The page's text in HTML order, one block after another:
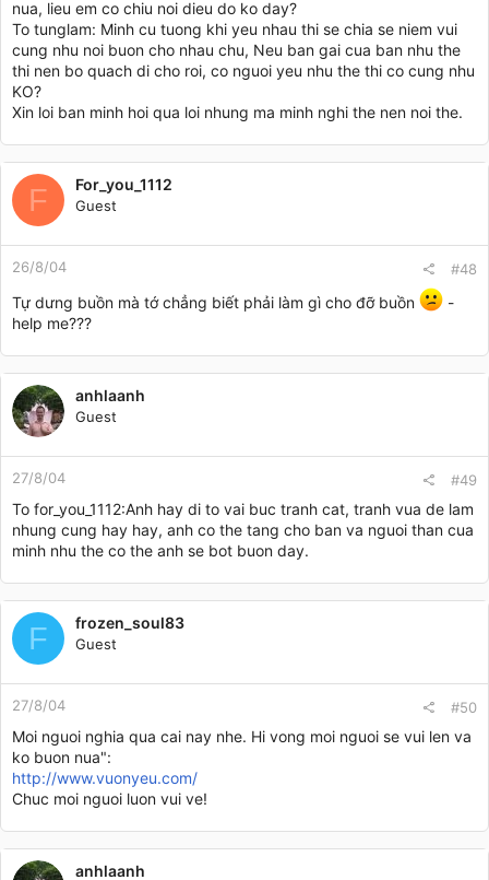
nua, lieu em co chiu noi dieu do ko day?
To tunglam: Minh cu tuong khi yeu nhau thi se chia se niem vui
cung nhu noi buon cho nhau chu, Neu ban gai cua ban nhu the
thi nen bo quach di cho roi, co nguoi yeu nhu the thi co cung nhu
KO?
Xin loi ban minh hoi qua loi nhung ma minh nghi the nen noi the.
F For_you_1112
Guest
26/8/04 #48
Tự dưng buồn mà tớ chẳng biết phải làm gì cho đỡ buồn
-
help me???
anhlaanh
Guest
27/8/04 #49
To for_you_1112:Anh hay di to vai buc tranh cat, tranh vua de lam
nhung cung hay hay, anh co the tang cho ban va nguoi than cua
minh nhu the co the anh se bot buon day.
F frozen_soul83
Guest
27/8/04 #50
Moi nguoi nghia qua cai nay nhe. Hi vong moi nguoi se vui len va
ko buon nua":
http://www.vuonyeu.com/
Chuc moi nguoi luon vui ve!
anhlaanh